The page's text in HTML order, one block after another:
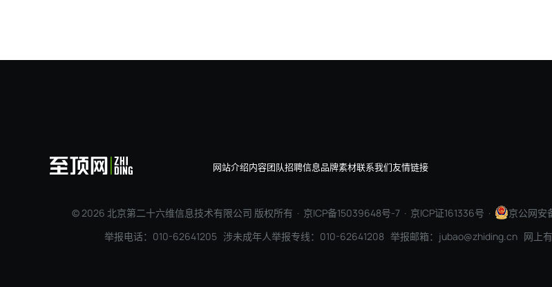
网站介绍内容团队招聘信息品牌素材联系我们友情链接
© 2026 北京第二十六维信息技术有限公司 版权所有 · 京ICP备15039648号-7 · 京ICP证161336号 ·
京公网安
举报电话：010-62641205 涉未成年人举报专线：010-62641208 举报邮箱：jubao@zhiding.cn 网上有